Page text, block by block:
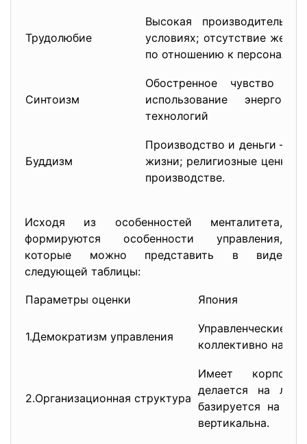
Трудолюбие
Высокая
условиях; отсутствие
по отношению к персоналу.
Синтоизм
Обостренное чувство
использование энерго-
технологий
Буддизм
Производство и деньги –
жизни; религиозные
производстве.
Исходя из особенностей менталитета,
формируются особенности управления,
которые можно представить в виде
следующей таблицы:
Параметры оценки Япония
1.Демократизм управления
коллективно на
2.Организационная структура
Имеет
делается на
базируется на
вертикальна.